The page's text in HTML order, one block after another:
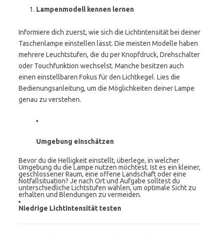
Lampenmodell kennen lernen
Informiere dich zuerst, wie sich die Lichtintensität bei deiner
Taschenlampe einstellen lässt. Die meisten Modelle haben
mehrere Leuchtstufen, die du per Knopfdruck, Drehschalter
oder Touchfunktion wechselst. Manche besitzen auch
einen einstellbaren Fokus für den Lichtkegel. Lies die
Bedienungsanleitung, um die Möglichkeiten deiner Lampe
genau zu verstehen.
Umgebung einschätzen
Bevor du die Helligkeit einstellt, überlege, in welcher
Umgebung du die Lampe nutzen möchtest. Ist es ein kleiner,
geschlossener Raum, eine offene Landschaft oder eine
Notfallsituation? Je nach Ort und Aufgabe solltest du
unterschiedliche Lichtstufen wählen, um optimale Sicht zu
erhalten und Blendungen zu vermeiden.
Niedrige Lichtintensität testen